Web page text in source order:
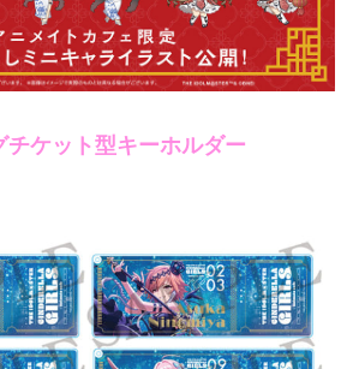
チケット型キーホルダー